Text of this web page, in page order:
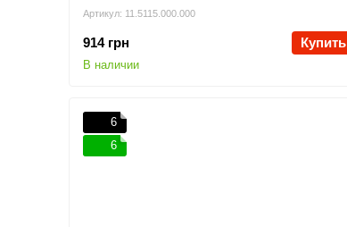
Артикул: 11.5115.000.000
914 грн Купить
В наличии
6
6